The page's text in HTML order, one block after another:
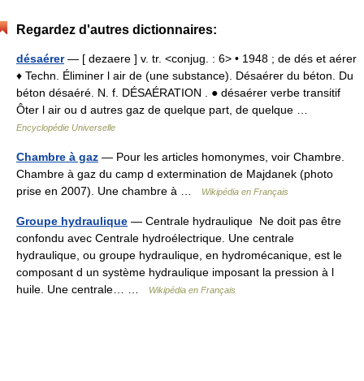
Regardez d'autres dictionnaires:
désaérer— [ dezaere ] v. tr. <conjug. : 6> • 1948 ; de dés et aérer
♦ Techn. Éliminer l air de (une substance). Désaérer du béton. Du
béton désaéré. N. f. DÉSAÉRATION . ● désaérer verbe transitif
Ôter l air ou d autres gaz de quelque part, de quelque …
Encyclopédie Universelle
Chambre à gaz — Pour les articles homonymes, voir Chambre.
Chambre à gaz du camp d extermination de Majdanek (photo
prise en 2007). Une chambre à …
Wikipédia en Français
Groupe hydraulique — Centrale hydraulique Ne doit pas être
confondu avec Centrale hydroélectrique. Une centrale
hydraulique, ou groupe hydraulique, en hydromécanique, est le
composant d un système hydraulique imposant la pression à l
huile. Une centrale… …
Wikipédia en Français